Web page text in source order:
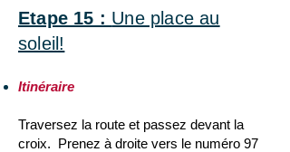
Etape 15 : Une place au
soleil!
Itinéraire
Traversez la route et passez devant la
croix. Prenez à droite vers le numéro 97